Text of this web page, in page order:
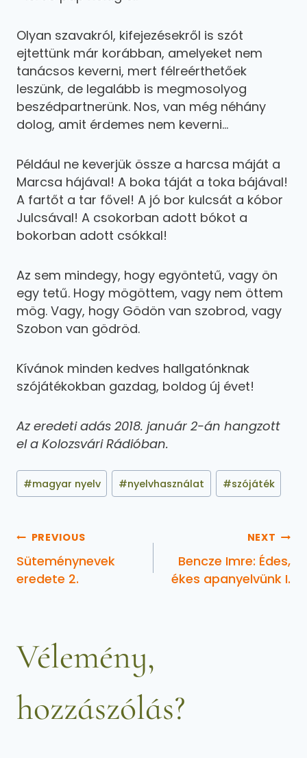
Olyan szavakról, kifejezésekről is szót
ejtettünk már korábban, amelyeket nem
tanácsos keverni, mert félreérthetőek
leszünk, de legalább is megmosolyog
beszédpartnerünk. Nos, van még néhány
dolog, amit érdemes nem keverni…
Például ne keverjük össze a harcsa máját a
Marcsa hájával! A boka táját a toka bájával!
A fartőt a tar fővel! A jó bor kulcsát a kóbor
Julcsával! A csokorban adott bókot a
bokorban adott csókkal!
Az sem mindegy, hogy egyöntetű, vagy ön
egy tetű. Hogy mögöttem, vagy nem öttem
mög. Vagy, hogy Gödön van szobrod, vagy
Szobon van gödröd.
Kívánok minden kedves hallgatónknak
szójátékokban gazdag, boldog új évet!
Az eredeti adás 2018. január 2-án hangzott
el a Kolozsvári Rádióban.
#magyar nyelv #nyelvhasználat #szójáték
PREVIOUS
Süteménynevek
eredete 2.
NEXT
Bencze Imre: Édes,
ékes apanyelvünk I.
Vélemény,
hozzászólás?